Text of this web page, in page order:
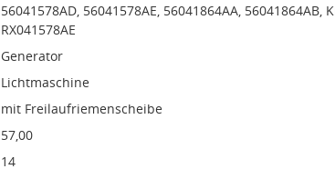
56041578AD, 56041578AE, 56041864AA, 56041864AB,
RX041578AE
Generator
Lichtmaschine
mit Freilaufriemenscheibe
57,00
14